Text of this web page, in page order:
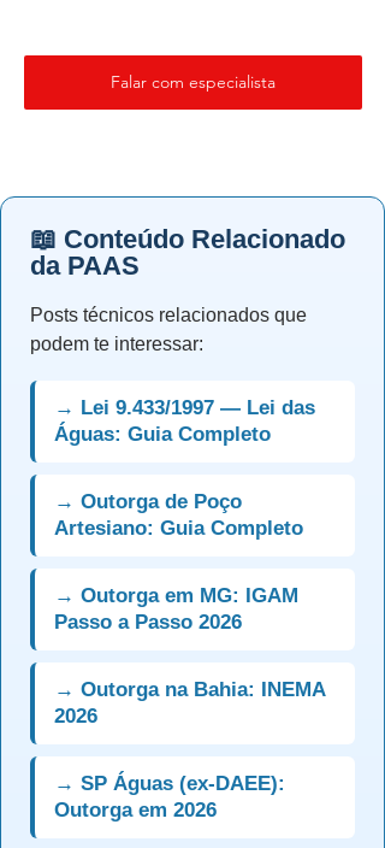
Falar com especialista
📖 Conteúdo Relacionado
da PAAS
Posts técnicos relacionados que
podem te interessar:
→ Lei 9.433/1997 — Lei das
Águas: Guia Completo
→ Outorga de Poço
Artesiano: Guia Completo
→ Outorga em MG: IGAM
Passo a Passo 2026
→ Outorga na Bahia: INEMA
2026
→ SP Águas (ex-DAEE):
Outorga em 2026